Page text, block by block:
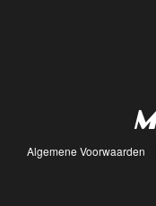
Algemene Voorwaarden